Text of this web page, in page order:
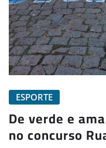
ESPORTE
De verde e
no concurso